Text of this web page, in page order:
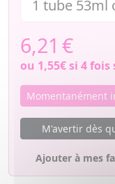
6,21 €
ou 1,55€si 4 fois
Momentanément
M'avertir dès
Ajouter à mes